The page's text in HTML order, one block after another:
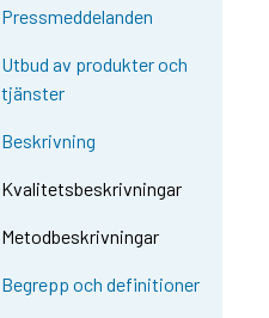
Pressmeddelanden
Utbud av produkter och
tjänster
Beskrivning
Kvalitetsbeskrivningar
Metodbeskrivningar
Begrepp och definitioner